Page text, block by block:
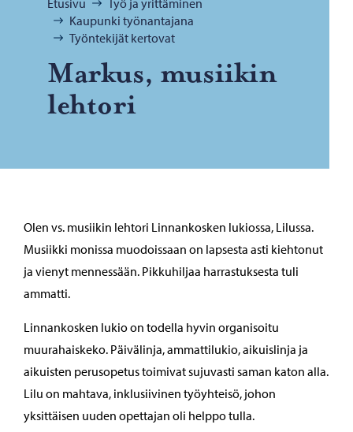
Etusivu
Työ ja yrittäminen
Kaupunki työnantajana
Työntekijät kertovat
Mar­kus, musii­kin
leh­to­ri
Olen vs. musiikin lehtori Linnankosken lukiossa, Lilussa.
Musiikki monissa muodoissaan on lapsesta asti kiehtonut
ja vienyt mennessään. Pikkuhiljaa harrastuksesta tuli
ammatti.
Linnankosken lukio on todella hyvin organisoitu
muurahaiskeko. Päivälinja, ammattilukio, aikuislinja ja
aikuisten perusopetus toimivat sujuvasti saman katon alla.
Lilu on mahtava, inklusiivinen työyhteisö, johon
yksittäisen uuden opettajan oli helppo tulla.